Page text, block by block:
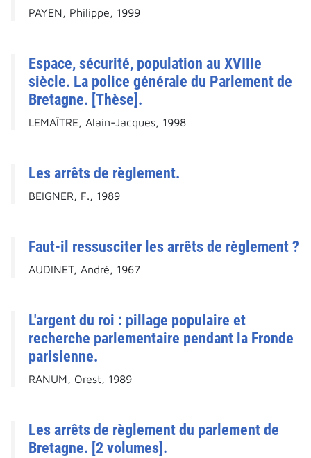
PAYEN, Philippe, 1999
Espace, sécurité, population au XVIIIe
siècle. La police générale du Parlement de
Bretagne. [Thèse].
LEMAÎTRE, Alain-Jacques, 1998
Les arrêts de règlement.
BEIGNER, F., 1989
Faut-il ressusciter les arrêts de règlement ?
AUDINET, André, 1967
L'argent du roi : pillage populaire et
recherche parlementaire pendant la Fronde
parisienne.
RANUM, Orest, 1989
Les arrêts de règlement du parlement de
Bretagne. [2 volumes].